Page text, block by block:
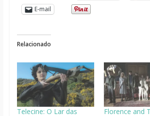
E-mail
Relacionado
Telecine: O Lar das
Florence and